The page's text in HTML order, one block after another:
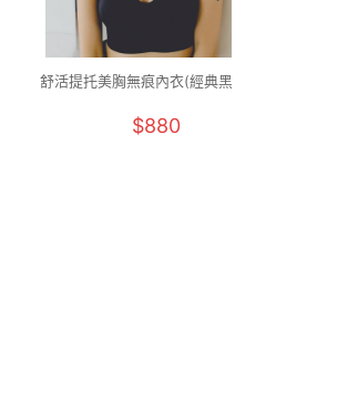
舒活提托美胸無痕內衣(經典黑 女M-
$880